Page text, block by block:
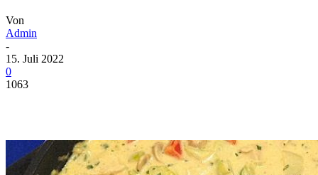
Von
Admin
-
15. Juli 2022
0
1063